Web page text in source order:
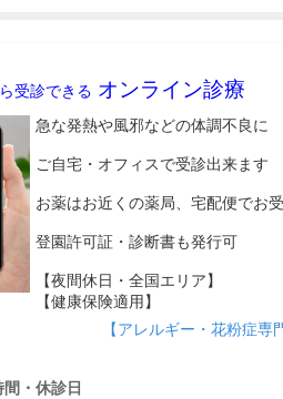
受診できる オンライン診療
急な発熱や風邪などの体調不良に
ご自宅・オフィスで受診出来ます
お薬はお近くの薬局、宅配便でお
登園許可証・診断書も発行可
【夜間休日・全国エリア】
【健康保険適用】
【アレルギー・花粉症専
・休診日